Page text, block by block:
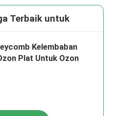
Terbaik untuk
Kelembaban
Plat Untuk Ozon